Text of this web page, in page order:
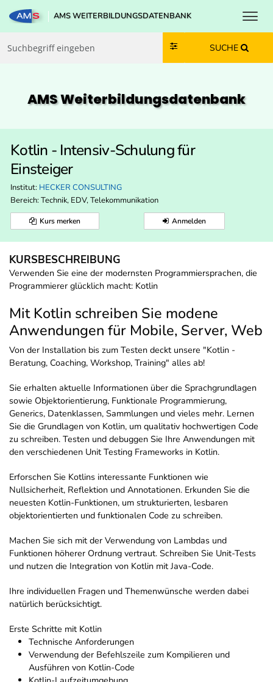
Zum Inhalt springen
Zum Navmenü springen
Zur Suche springen
Zur Footer springen
AMS WEITERBILDUNGSDATENBANK
SUCHE
AMS Weiterbildungs­datenbank
Kotlin - Intensiv-Schulung für
Einsteiger
Institut: HECKER CONSULTING
Bereich: Technik, EDV, Telekommunikation
Kurs merken Anmelden
KURSBESCHREIBUNG
Verwenden Sie eine der modernsten Programmiersprachen, die
Programmierer glücklich macht: Kotlin
Mit Kotlin schreiben Sie modene
Anwendungen für Mobile, Server, Web
Von der Installation bis zum Testen deckt unsere "Kotlin -
Beratung, Coaching, Workshop, Training" alles ab!
Sie erhalten aktuelle Informationen über die Sprachgrundlagen
sowie Objektorientierung, Funktionale Programmierung,
Generics, Datenklassen, Sammlungen und vieles mehr. Lernen
Sie die Grundlagen von Kotlin, um qualitativ hochwertigen Code
zu schreiben. Testen und debuggen Sie Ihre Anwendungen mit
den verschiedenen Unit Testing Frameworks in Kotlin.
Erforschen Sie Kotlins interessante Funktionen wie
Nullsicherheit, Reflektion und Annotationen. Erkunden Sie die
neuesten Kotlin-Funktionen, um strukturierten, lesbaren
objektorientierten und funktionalen Code zu schreiben.
Machen Sie sich mit der Verwendung von Lambdas und
Funktionen höherer Ordnung vertraut. Schreiben Sie Unit-Tests
und nutzen die Integration von Kotlin mit Java-Code.
Ihre individuellen Fragen und Themenwünsche werden dabei
natürlich berücksichtigt.
Erste Schritte mit Kotlin
Technische Anforderungen
Verwendung der Befehlszeile zum Kompilieren und
Ausführen von Kotlin-Code